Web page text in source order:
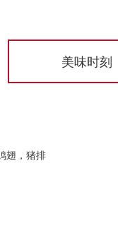
美味时刻
翅，猪排